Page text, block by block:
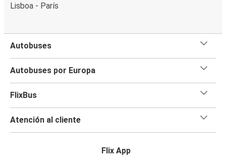
Lisboa - París
Autobuses
Autobuses por Europa
FlixBus
Atención al cliente
Flix App